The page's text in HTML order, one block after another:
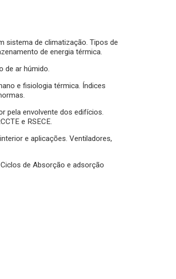
sistema de climatização. Tipos de
de energia térmica.
de ar húmido.
e fisiologia térmica. Índices
pela envolvente dos edifícios.
e RSECE.
e aplicações. Ventiladores,
de Absorção e adsorção